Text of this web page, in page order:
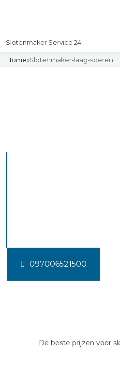
Slotenmaker Service 24
Home»Slotenmaker-laag-soeren
097006521500
De beste prijzen voor